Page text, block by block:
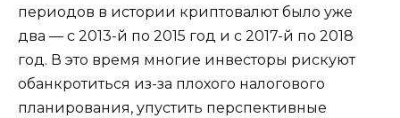
периодов в истории криптовалют было уже
два — с 2013-й по 2015 год и с 2017-й по 2018
год. В это время многие инвесторы рискуют
обанкротиться из-за плохого налогового
планирования, упустить перспективные